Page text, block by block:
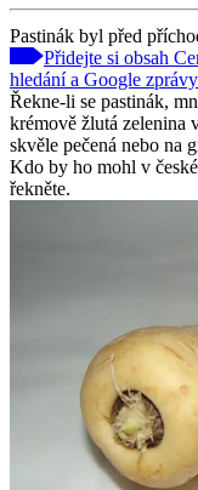
Pastinák byl před
Přidejte si obsah
hledání a Google zprávy
Řekne-li se pastinák,
krémově žlutá zelenina
skvěle pečená nebo na
Kdo by ho mohl v
řekněte.